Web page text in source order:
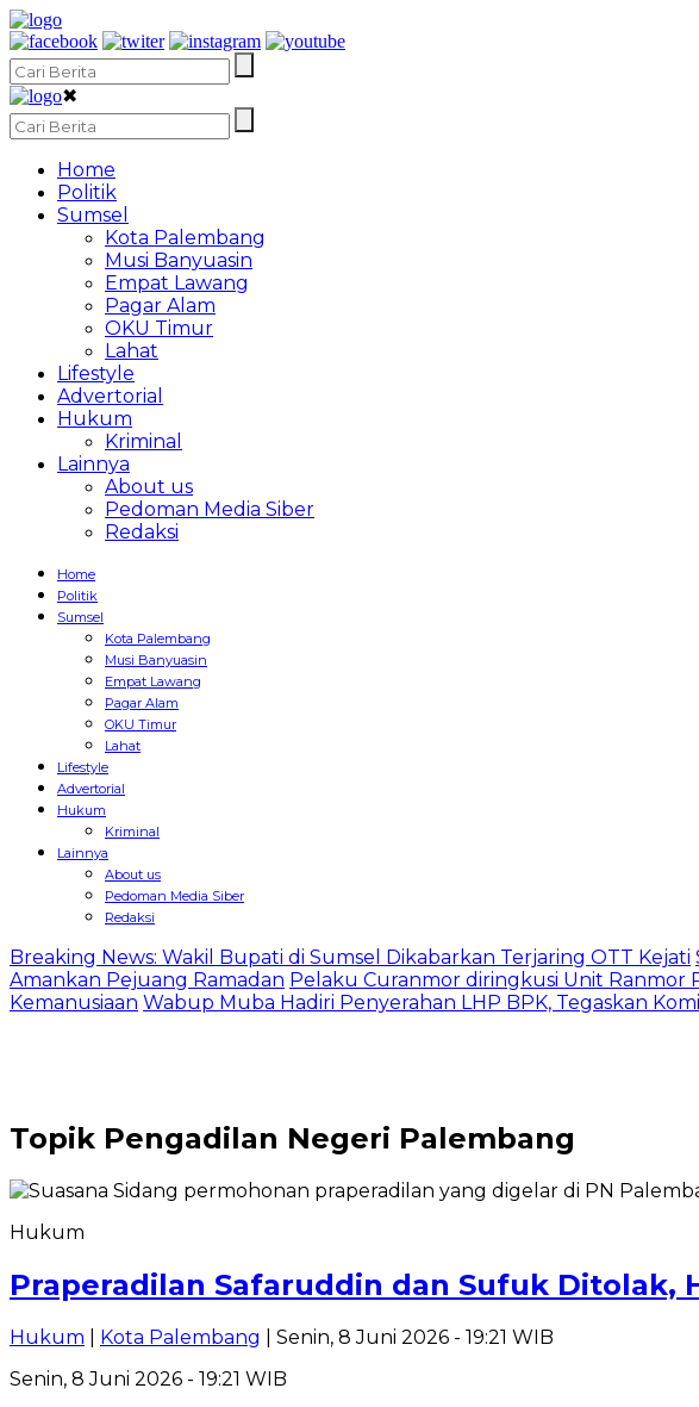
✖
Home
Politik
Sumsel
Kota Palembang
Musi Banyuasin
Empat Lawang
Pagar Alam
OKU Timur
Lahat
Lifestyle
Advertorial
Hukum
Kriminal
Lainnya
About us
Pedoman Media Siber
Redaksi
Home
Politik
Sumsel
Kota Palembang
Musi Banyuasin
Empat Lawang
Pagar Alam
OKU Timur
Lahat
Lifestyle
Advertorial
Hukum
Kriminal
Lainnya
About us
Pedoman Media Siber
Redaksi
Breaking News: Wakil Bupati di Sumsel Dikabarkan Terjaring OTT Kejati
Amankan Pejuang Ramadan Pelaku Curanmor diringkusi Unit Ranmor
Kemanusiaan Wabup Muba Hadiri Penyerahan LHP BPK, Tegaskan
Topik Pengadilan Negeri Palembang
Hukum
Praperadilan Safaruddin dan Sufuk Ditolak,
Hukum Kota Palembang
| Senin, 8 Juni 2026 - 19:21 WIB
Senin, 8 Juni 2026 - 19:21 WIB